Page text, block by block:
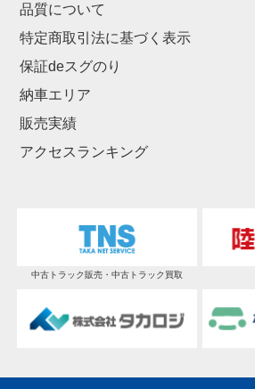
品質について
特定商取引法に基づく表示
保証deスグのり
納車エリア
販売実績
アクセスランキング
中古トラック販売・中古トラック買取